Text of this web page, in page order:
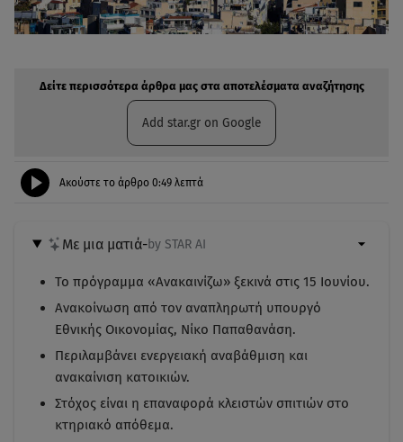
Δείτε περισσότερα άρθρα μας στα αποτελέσματα αναζήτησης
Add star.gr on Google
Ακούστε το άρθρο 0:49 λεπτά
Με μια ματιά-by STAR AI
Το πρόγραμμα «Ανακαινίζω» ξεκινά στις 15 Ιουνίου.
Ανακοίνωση από τον αναπληρωτή υπουργό
Εθνικής Οικονομίας, Νίκο Παπαθανάση.
Περιλαμβάνει ενεργειακή αναβάθμιση και
ανακαίνιση κατοικιών.
Στόχος είναι η επαναφορά κλειστών σπιτιών στο
κτηριακό απόθεμα.